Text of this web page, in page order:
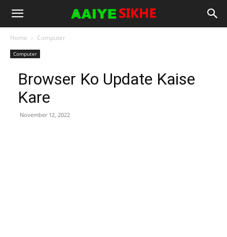
Home Computer
Computer
Browser Ko Update Kaise
Kare
November 12, 2022